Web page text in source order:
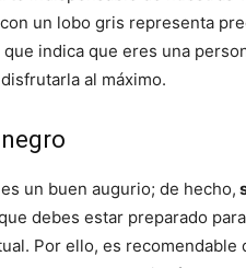
un lobo gris representa
que indica que eres una
al máximo.
un buen augurio; de hecho,
debes estar preparado
Por ello, es